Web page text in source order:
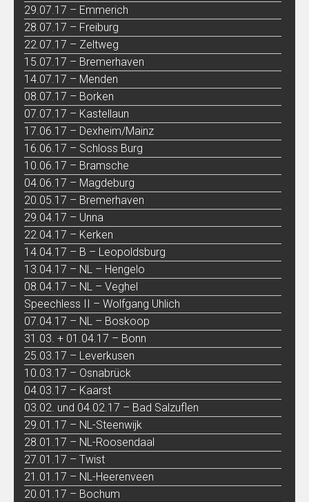
29.07.17 – Emmerich
28.07.17 – Freiburg
22.07.17 – Zeltweg
15.07.17 – Bremerhaven
14.07.17 – Menden
08.07.17 – Borken
07.07.17 – Kastellaun
17.06.17 – Dexheim/Mainz
16.06.17 – Schloss Burg
10.06.17 – Bramsche
04.06.17 – Magdeburg
20.05.17 – Bremerhaven
29.04.17 – Unna
22.04.17 – Kerken
14.04.17 – B – Leopoldsburg
13.04.17 – NL – Hengelo
08.04.17 – NL – Veghel
Speechless II – Wolfgang Uhlich
07.04.17 – NL – Boskoop
31.03. + 01.04.17 – Bonn
25.03.17 – Leverkusen
10.03.17 – Osnabrück
04.03.17 – Kaarst
03.02. und 04.02.17 – Bad Salzuflen
29.01.17 – NL-Steenwijk
28.01.17 – NL-Roosendaal
27.01.17 – Twist
21.01.17 – NL-Heerenveen
20.01.17 – Bochum